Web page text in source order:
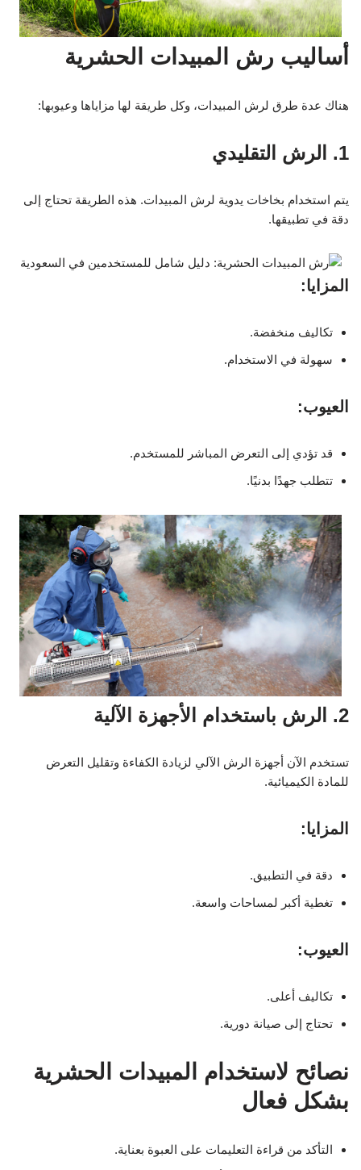
أساليب رش المبيدات الحشرية
هناك عدة طرق لرش المبيدات، وكل طريقة لها مزاياها وعيوبها:
1. الرش التقليدي
يتم استخدام بخاخات يدوية لرش المبيدات. هذه الطريقة تحتاج إلى
دقة في تطبيقها.
المزايا:
تكاليف منخفضة.
سهولة في الاستخدام.
العيوب:
قد تؤدي إلى التعرض المباشر للمستخدم.
تتطلب جهدًا بدنيًا.
2. الرش باستخدام الأجهزة الآلية
تستخدم الآن أجهزة الرش الآلي لزيادة الكفاءة وتقليل التعرض
للمادة الكيميائية.
المزايا:
دقة في التطبيق.
تغطية أكبر لمساحات واسعة.
العيوب:
تكاليف أعلى.
تحتاج إلى صيانة دورية.
نصائح لاستخدام المبيدات الحشرية
بشكل فعال
التأكد من قراءة التعليمات على العبوة بعناية.